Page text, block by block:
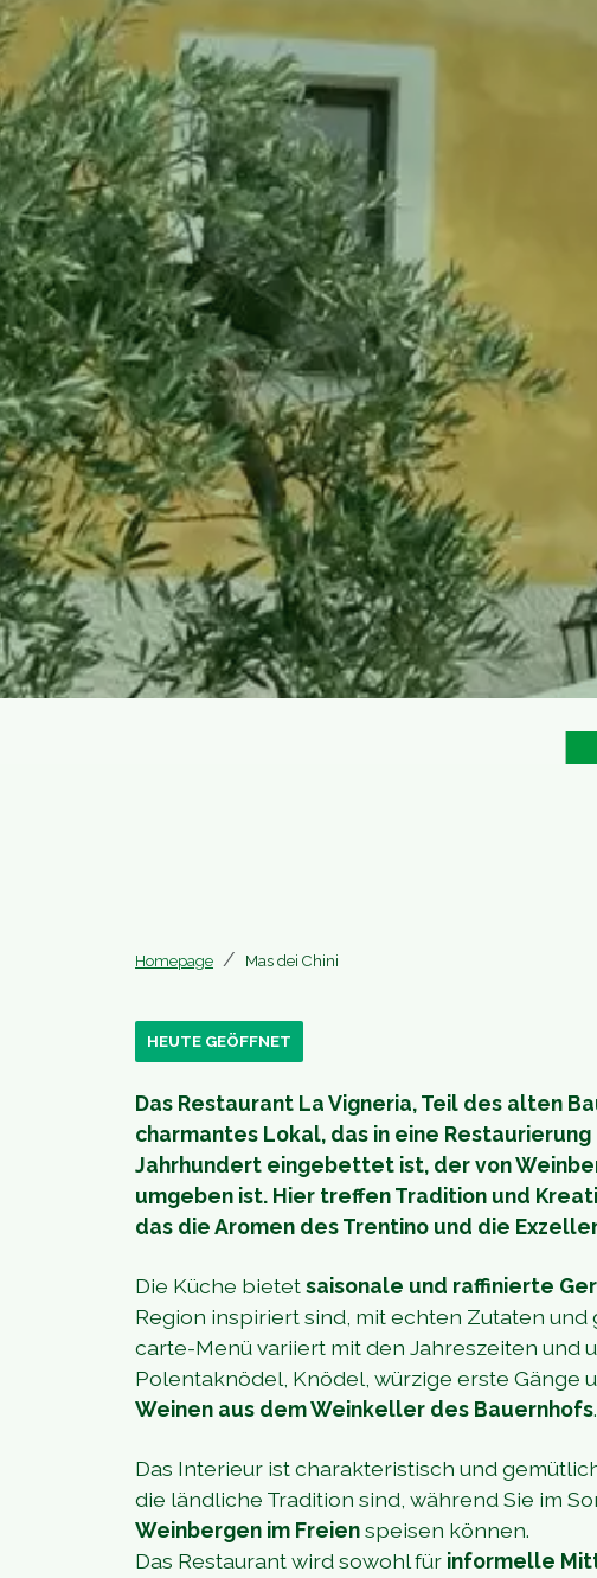
Homepage Mas dei Chini
HEUTE GEÖFFNET
Das Restaurant La Vigneria, Teil des alten
charmantes Lokal, das in eine
Jahrhundert eingebettet ist, der von
umgeben ist. Hier treffen Tradition und
das die Aromen des Trentino und die
Die Küche bietetsaisonale und raffinierte
Region inspiriert sind, mit echten Zutaten
carte-Menü variiert mit den Jahreszeiten und
Polentaknödel, Knödel, würzige erste Gänge
Weinen aus dem Weinkeller des Bauernhofs.
Das Interieur ist charakteristisch und
die ländliche Tradition sind, während Sie im
Weinbergen im Freienspeisen können.
Das Restaurant wird sowohl für informelle